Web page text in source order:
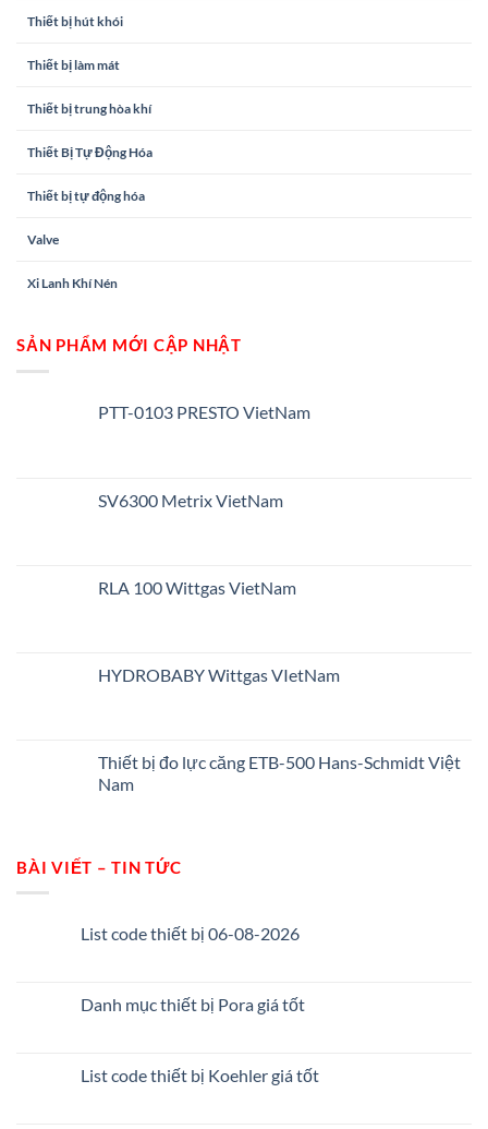
Thiết bị hút khói
Thiết bị làm mát
Thiết bị trung hòa khí
Thiết Bị Tự Động Hóa
Thiết bị tự động hóa
Valve
Xi Lanh Khí Nén
SẢN PHẨM MỚI CẬP NHẬT
PTT-0103 PRESTO VietNam
SV6300 Metrix VietNam
RLA 100 Wittgas VietNam
HYDROBABY Wittgas VIetNam
Thiết bị đo lực căng ETB-500 Hans-Schmidt Việt
Nam
BÀI VIẾT – TIN TỨC
List code thiết bị 06-08-2026
Danh mục thiết bị Pora giá tốt
List code thiết bị Koehler giá tốt